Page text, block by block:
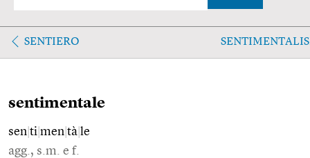
SENTIERO
sentimentale
sen ti men tà le
agg., s.m. e f.